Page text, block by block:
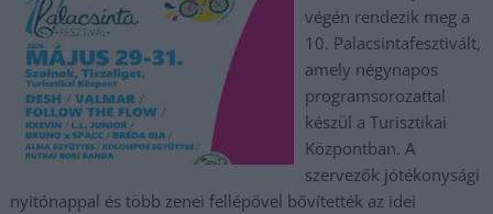
végén rendezik meg a
10. Palacsintafesztivált,
amely négynapos
programsorozattal
készül a Turisztikai
Központban. A
szervezők jótékonysági
nyitónappal és több zenei fellépővel bővítették az idei